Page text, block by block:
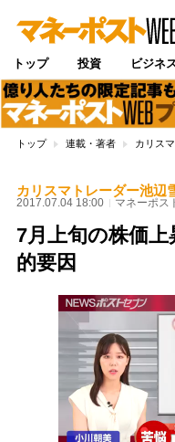
トップ 投資 ビジネ
トップ 連載・著者 カリス
カリスマトレーダー池辺
2017.07.04 18:00 マネーポス
7月上旬の株価
的要因